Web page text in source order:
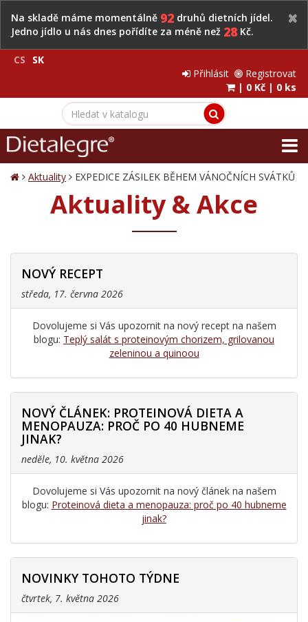
Na skladě máme momentálně 92 druhů dietních jídel.
Jedno jídlo u nás dnes pořídíte za méně než 28Kč.
CS
SK
Přihlásit
Registrovat
| 0 Kč | 0 ks
Aktuality EXPEDICE ZÁSILEK BĚHEM VÁNOČNÍCH SVÁTKŮ
Aktuality & Akce
NOVÝ RECEPT
středa, 17. června 2026
Dovolujeme si Vás upozornit na nový recept na našem
blogu: Teplý salát s proteinovým chorizem, grilovanou
zeleninou a quinoou
NOVÝ ČLÁNEK: PROTEINOVÁ DIETA A
MENOPAUZA: PROČ PO 40 HUBNEME
JINAK?
neděle, 10. května 2026
Dovolujeme si Vás upozornit na nový článek na našem
blogu: Proteinová dieta a menopauza: proč po 40 hubneme
jinak?
NOVINKY TOHOTO TÝDNE
čtvrtek, 7. května 2026